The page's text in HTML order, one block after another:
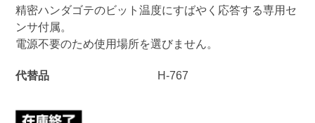
精密ハンダゴテのビット温度にすばやく応答する専用セ
ンサ付属。
電源不要のため使用場所を選びません。
代替品 H-767